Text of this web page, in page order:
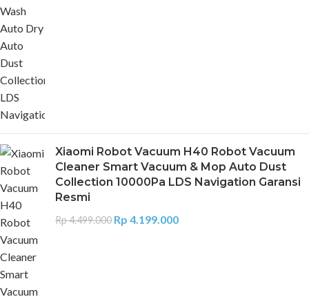
Xiaomi Robot Vacuum H40 Robot Vacuum
Cleaner Smart Vacuum & Mop Auto Dust
Collection 10000Pa LDS Navigation Garansi
Resmi
Rp4.499.000 Rp 4.199.000